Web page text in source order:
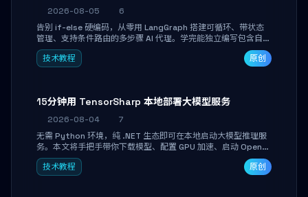
2026-08-05
6
告别 if-else 硬编码，从零用 LangGraph 搭建可循环、带状态
管理、支持条件路由的多步骤 AI 代理。学完能独立编写包含自动
决策、工具调用和持久化状态的复杂工作流，并避开递归溢出、
状态丢失等常见坑点。
技术教程 原创
15分钟用 TensorSharp 本地部署大模型服务
2026-08-04
7
无需 Python 环境，纯 .NET 生态即可在本地启动大模型推理服
务。本文将手把手带你下载模型、配置 GPU 加速、启动 OpenAI
兼容 API，并在 C# 业务代码中无缝调用。数据不出网，零门槛
搞定本地 LLM 部署。
技术教程 原创